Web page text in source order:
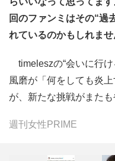
回のファンミはその“過
れているのかもしれませ
timeleszの“会いに行け
風磨が「何をしても炎
が、新たな挑戦がまたも
週刊女性PRIME